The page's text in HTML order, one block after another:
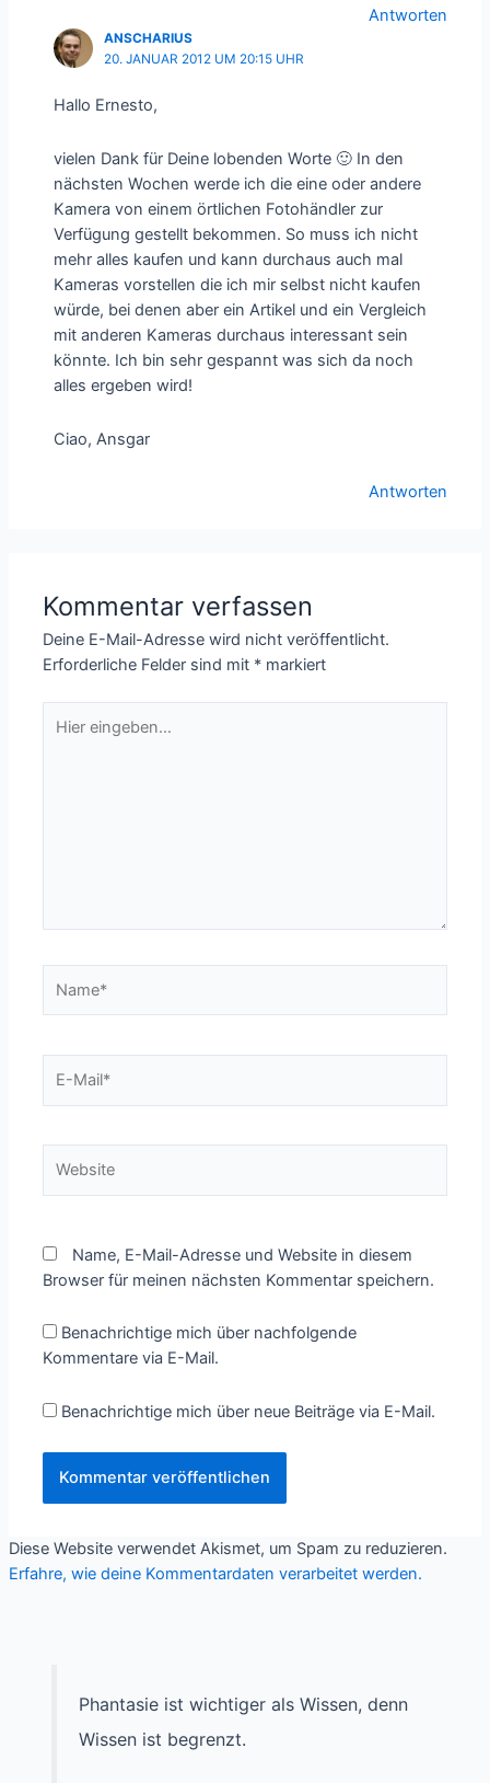
Antworten
ANSCHARIUS
20. JANUAR 2012 UM 20:15 UHR
Hallo Ernesto,
vielen Dank für Deine lobenden Worte 🙂 In den
nächsten Wochen werde ich die eine oder andere
Kamera von einem örtlichen Fotohändler zur
Verfügung gestellt bekommen. So muss ich nicht
mehr alles kaufen und kann durchaus auch mal
Kameras vorstellen die ich mir selbst nicht kaufen
würde, bei denen aber ein Artikel und ein Vergleich
mit anderen Kameras durchaus interessant sein
könnte. Ich bin sehr gespannt was sich da noch
alles ergeben wird!
Ciao, Ansgar
Antworten
Kommentar verfassen
Deine E-Mail-Adresse wird nicht veröffentlicht.
Erforderliche Felder sind mit * markiert
eingeben…
Mail*
Name, E-Mail-Adresse und Website in diesem
Browser für meinen nächsten Kommentar speichern.
Benachrichtige mich über nachfolgende
Kommentare via E-Mail.
Benachrichtige mich über neue Beiträge via E-Mail.
Diese Website verwendet Akismet, um Spam zu reduzieren.
Erfahre, wie deine Kommentardaten verarbeitet werden.
Phantasie ist wichtiger als Wissen, denn
Wissen ist begrenzt.